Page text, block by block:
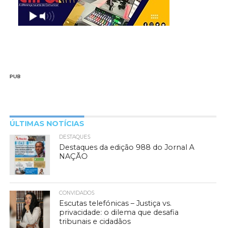
PUB
ÚLTIMAS NOTÍCIAS
DESTAQUES
Destaques da edição 988 do Jornal A
NAÇÃO
CONVIDADOS
Escutas telefónicas – Justiça vs.
privacidade: o dilema que desafia
tribunais e cidadãos